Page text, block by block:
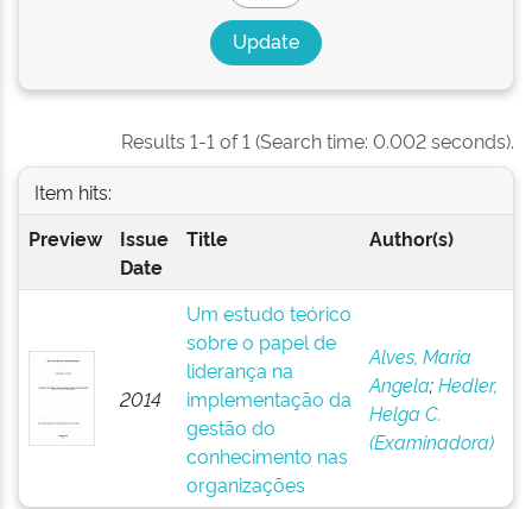
Results 1-1 of 1 (Search time: 0.002 seconds).
Item hits:
Preview
Issue
Date
Title Author(s)
2014
Um estudo teórico
sobre o papel de
liderança na
implementação da
gestão do
conhecimento nas
organizações
Alves, Maria
Angela;Hedler,
Helga C.
(Examinadora)